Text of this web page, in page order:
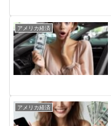
アメリカ経済
アメリカ経済